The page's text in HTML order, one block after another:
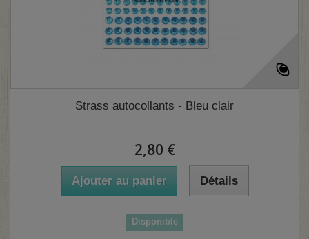
Strass autocollants - Bleu clair
2,80 €
Ajouter au panier Détails
Disponible